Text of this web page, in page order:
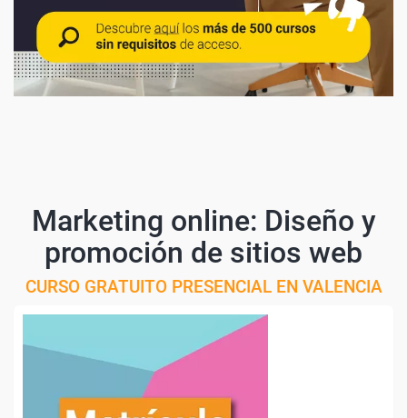
Marketing online: Diseño y
promoción de sitios web
CURSO GRATUITO PRESENCIAL EN VALENCIA